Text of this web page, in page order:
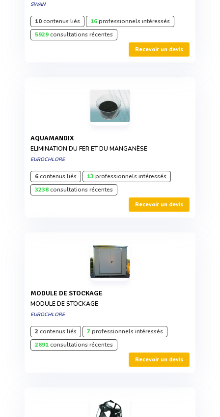
SWAN
10contenus liés 16professionnels intéressés
5929consultations récentes
Recevoir un devis
AQUAMANDIX
ELIMINATION DU FER ET DU MANGANÈSE
EUROCHLORE
6contenus liés 13 professionnels intéressés
3238consultations récentes
Recevoir un devis
MODULE DE STOCKAGE
MODULE DE STOCKAGE
EUROCHLORE
2contenus liés 7professionnels intéressés
2691consultations récentes
Recevoir un devis